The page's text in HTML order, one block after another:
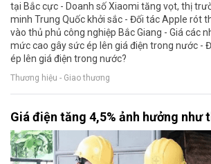
tại Bắc cực - Doanh số Xiaomi tăng vọt, thị
minh Trung Quốc khởi sắc - Đối tác Apple rót
vào thủ phủ công nghiệp Bắc Giang - Giá các
mức cao gây sức ép lên giá điện trong nước -
ép lên giá điện trong nước?
Thương hiệu - Giao thương
Giá điện tăng 4,5% ảnh hưởng như